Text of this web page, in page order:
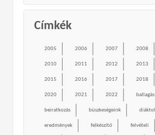
Címkék
2005 2006 2007 2008
2010 2011 2012 2013
2015 2016 2017 2018
2020 2021 2022 ballagás
beiratkozás büszkeségeink diáktoll
eredmények felkészítő felvételi